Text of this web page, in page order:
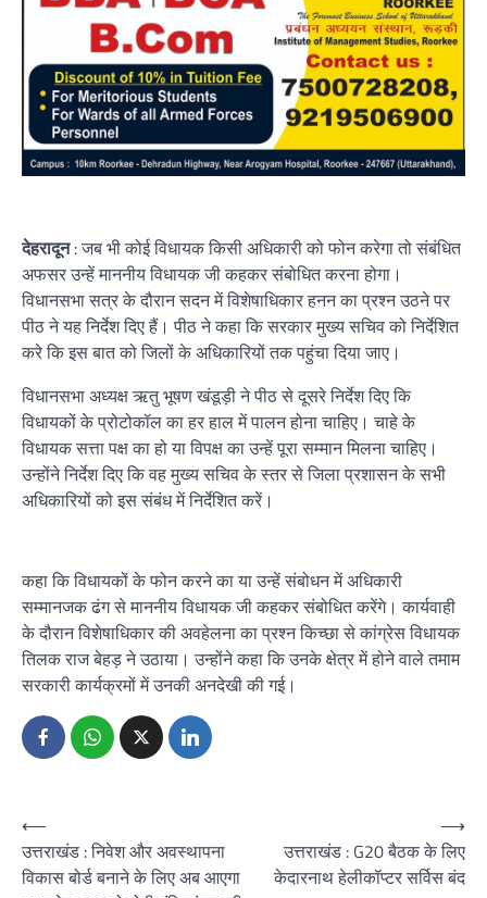
देहरादून: जब भी कोई विधायक किसी अधिकारी को फोन करेगा तो संबंधित
अफसर उन्हें माननीय विधायक जी कहकर संबोधित करना होगा।
विधानसभा सत्र के दौरान सदन में विशेषाधिकार हनन का प्रश्न उठने पर
पीठ ने यह निर्देश दिए हैं। पीठ ने कहा कि सरकार मुख्य सचिव को निर्देशित
करे कि इस बात को जिलों के अधिकारियों तक पहुंचा दिया जाए।
विधानसभा अध्यक्ष ऋतु भूषण खंडूड़ी ने पीठ से दूसरे निर्देश दिए कि
विधायकों के प्रोटोकॉल का हर हाल में पालन होना चाहिए। चाहे के
विधायक सत्ता पक्ष का हो या विपक्ष का उन्हें पूरा सम्मान मिलना चाहिए।
उन्होंने निर्देश दिए कि वह मुख्य सचिव के स्तर से जिला प्रशासन के सभी
अधिकारियों को इस संबंध में निर्देशित करें।
कहा कि विधायकों के फोन करने का या उन्हें संबोधन में अधिकारी
सम्मानजक ढंग से माननीय विधायक जी कहकर संबोधित करेंगे। कार्यवाही
के दौरान विशेषाधिकार की अवहेलना का प्रश्न किच्छा से कांग्रेस विधायक
तिलक राज बेहड़ ने उठाया। उन्होंने कहा कि उनके क्षेत्र में होने वाले तमाम
सरकारी कार्यक्रमों में उनकी अनदेखी की गई।
Post
navigation
⟵
उत्तराखंड : निवेश और अवस्थापना
विकास बोर्ड बनाने के लिए अब आएगा
उत्तराखंड : G20 बैठक के लिए
केदारनाथ हेलीकॉप्टर सर्विस बंद
⟶